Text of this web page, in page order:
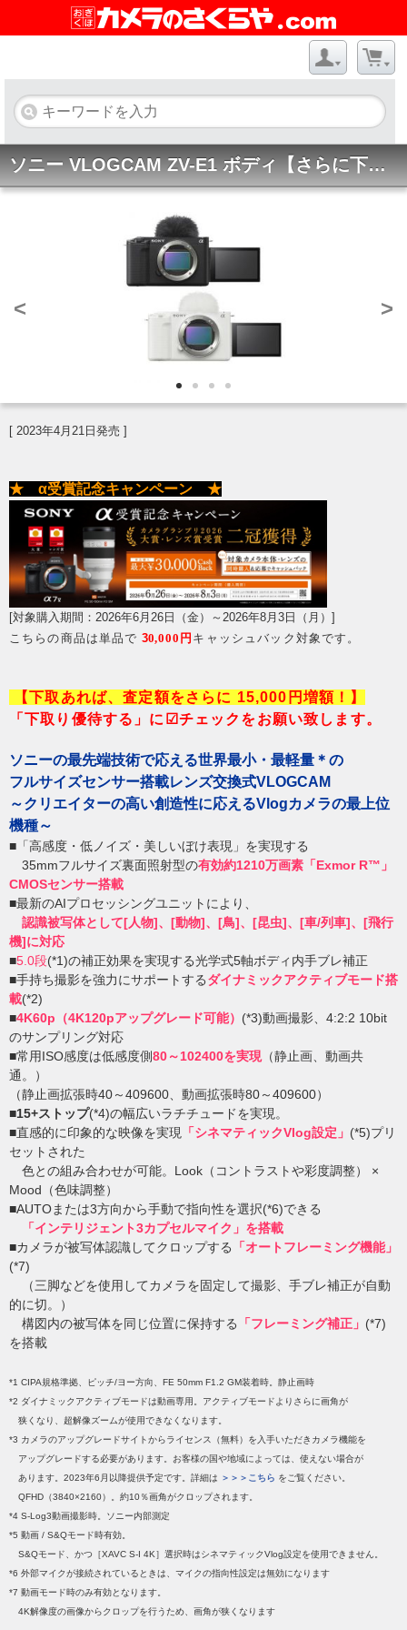
ソニー VLOGCAM ZV-E1 ボディ【さらに下取優待有】 ★キャンペーン★
< >
[ 2023年4月21日発売 ]
★ α受賞記念キャンペーン ★
[対象購入期間：2026年6月26日（金）～2026年8月3日（月）]
こちらの商品は単品で 30,000円 キャッシュバック対象です。
【下取あれば、査定額をさらに 15,000円増額！】
「下取り優待する」に☑チェックをお願い致します。
ソニーの最先端技術で応える世界最小・最軽量＊の
フルサイズセンサー搭載レンズ交換式VLOGCAM
～クリエイターの高い創造性に応えるVlogカメラの最上位
機種～
■「高感度・低ノイズ・美しいぼけ表現」を実現する
35mmフルサイズ裏面照射型の有効約1210万画素 「Exmor R™」
CMOSセンサー搭載
■最新のAIプロセッシングユニットにより、
認識被写体として[人物]、[動物]、[鳥]、[昆虫]、[車/列車]、[飛行
機]に対応
■5.0段(*1)の補正効果を実現する光学式5軸ボディ内手ブレ補正
■手持ち撮影を強力にサポートするダイナミックアクティブモード搭
載(*2)
■4K60p（4K120pアップグレード可能） (*3)動画撮影、4:2:2 10bit
のサンプリング対応
■常用ISO感度は低感度側80～102400を実現（静止画、動画共
通。）
（静止画拡張時40～409600、動画拡張時80～409600）
■15+ストップ(*4)の幅広いラチチュードを実現。
■直感的に印象的な映像を実現 「シネマティックVlog設定」 (*5)プリ
セットされた
色との組み合わせが可能。Look（コントラストや彩度調整） ×
Mood（色味調整）
■AUTOまたは3方向から手動で指向性を選択(*6)できる
「インテリジェント3カプセルマイク」を搭載
■カメラが被写体認識してクロップする
「オートフレーミング機能」
(*7)
（三脚などを使用してカメラを固定して撮影、手ブレ補正が自動
的に切。）
構図内の被写体を同じ位置に保持する
「フレーミング補正」 (*7)
を搭載
*1 CIPA規格準拠、ピッチ/ヨー方向、FE 50mm F1.2 GM装着時。静止画時
*2 ダイナミックアクティブモードは動画専用。アクティブモードよりさらに画角が
狭くなり、超解像ズームが使用できなくなります。
*3 カメラのアップグレードサイトからライセンス（無料）を入手いただきカメラ機能を
アップグレードする必要があります。お客様の国や地域によっては、使えない場合が
あります。2023年6月以降提供予定です。詳細は ＞＞＞こちら をご覧ください。
QFHD（3840×2160）。約10％画角がクロップされます。
*4 S-Log3動画撮影時。ソニー内部測定
*5 動画 / S&Qモード時有効。
S&Qモード、かつ［XAVC S-I 4K］選択時はシネマティックVlog設定を使用できません。
*6 外部マイクが接続されているときは、マイクの指向性設定は無効になります
*7 動画モード時のみ有効となります。
4K解像度の画像からクロップを行うため、画角が狭くなります